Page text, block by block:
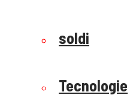
soldi
Tecnologie